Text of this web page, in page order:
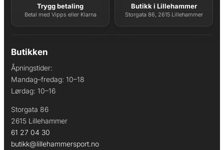
Trygg betaling
Betal med Vipps eller Klarna
Butikk i Lillehammer
Storgata 86, 2615 Lillehammer
Butikken
Åpningstider:
Mandag–fredag: 10–18
Lørdag: 10–16
Storgata 86
2615 Lillehammer
61 27 04 30
butikk@lillehammersport.no